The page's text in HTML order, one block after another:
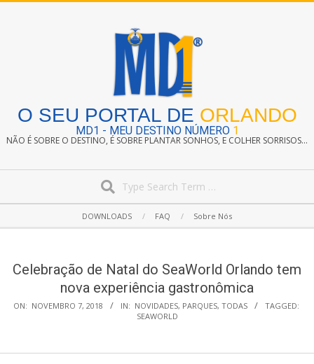
O SEU PORTAL DE ORLANDO
MD1 - MEU DESTINO NÚMERO 1
NÃO É SOBRE O DESTINO, É SOBRE PLANTAR SONHOS, E COLHER SORRISOS...
Navigation
DOWNLOADS FAQ Sobre Nós
Celebração de Natal do SeaWorld Orlando tem
nova experiência gastronômica
ON: NOVEMBRO 7, 2018 IN: NOVIDADES, PARQUES, TODAS
TAGGED:
SEAWORLD